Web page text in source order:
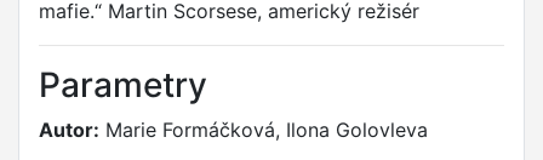
mafie.“ Martin Scorsese, americký režisér
Parametry
Autor: Marie Formáčková, Ilona Golovleva